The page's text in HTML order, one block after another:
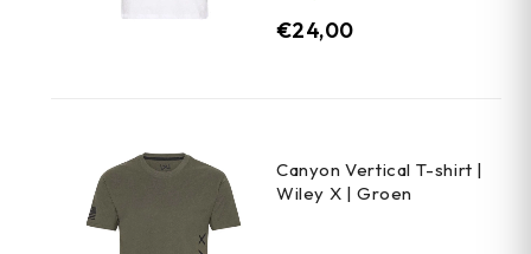
€24,00
Canyon Vertical T-shirt |
Wiley X | Groen